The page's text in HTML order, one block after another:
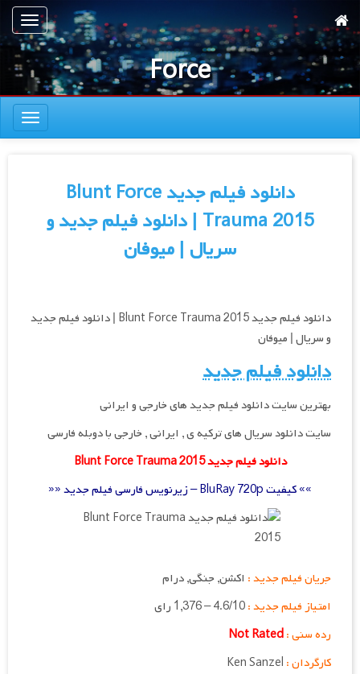
به
محتوای
اصلی
ناوبری
Force
ناوبری
دانلود فیلم جدید Blunt Force
Trauma 2015 | دانلود فیلم جدید و
سریال | میوفان
دانلود فیلم جدید Blunt Force Trauma 2015 | دانلود فیلم جدید
و سریال | میوفان
دانلود فیلم جدید
بهترین سایت دانلود فیلم جدید های خارجی و ایرانی
سایت دانلود سریال های ترکیه ی , ایرانی , خارجی با دوبله فارسی
دانلود فیلم جدید Blunt Force Trauma 2015
»» کیفیت BluRay 720p – زیرنویس فارسی فیلم جدید ««
جریان فیلم جدید : اکشن, جنگی, درام
امتیاز فیلم جدید :
رده سنی :Not Rated
کارگردان :